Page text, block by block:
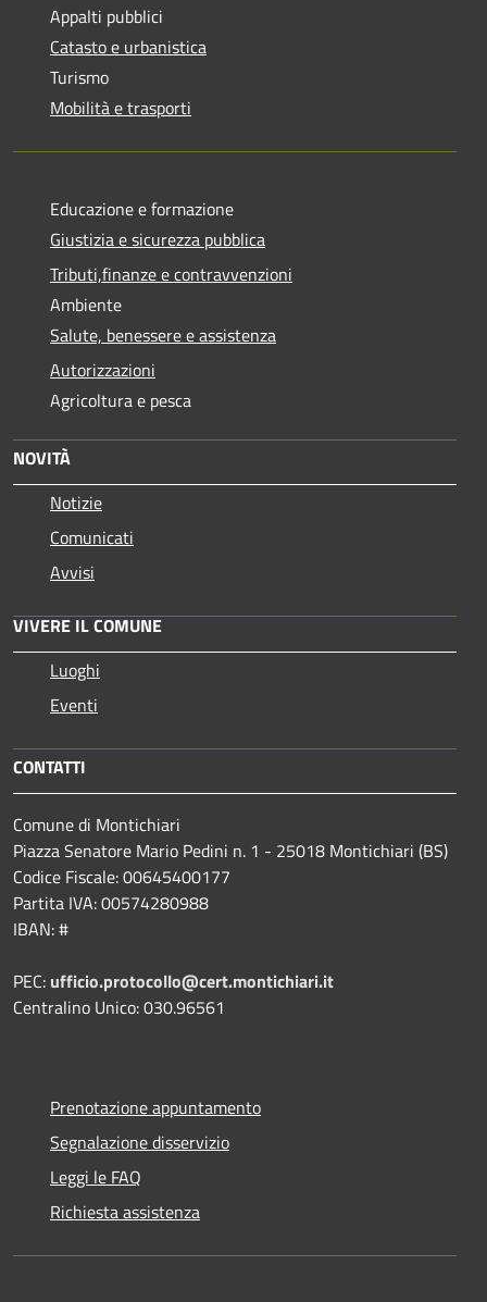
Appalti pubblici
Catasto e urbanistica
Turismo
Mobilità e trasporti
Educazione e formazione
Giustizia e sicurezza pubblica
Tributi,finanze e contravvenzioni
Ambiente
Salute, benessere e assistenza
Autorizzazioni
Agricoltura e pesca
NOVITÀ
Notizie
Comunicati
Avvisi
VIVERE IL COMUNE
Luoghi
Eventi
CONTATTI
Comune di Montichiari
Piazza Senatore Mario Pedini n. 1 - 25018 Montichiari (BS)
Codice Fiscale: 00645400177
Partita IVA: 00574280988
IBAN: #
PEC: ufficio.protocollo@cert.montichiari.it
Centralino Unico: 030.96561
Prenotazione appuntamento
Segnalazione disservizio
Leggi le FAQ
Richiesta assistenza